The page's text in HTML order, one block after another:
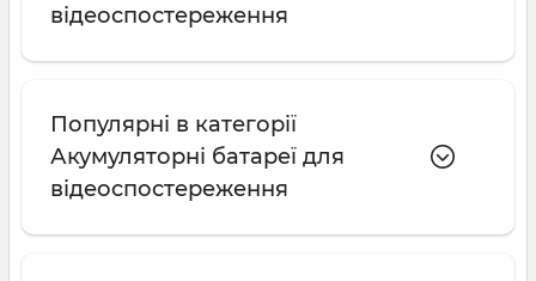
відеоспостереження
Популярні в категорії
Акумуляторні батареї для
відеоспостереження